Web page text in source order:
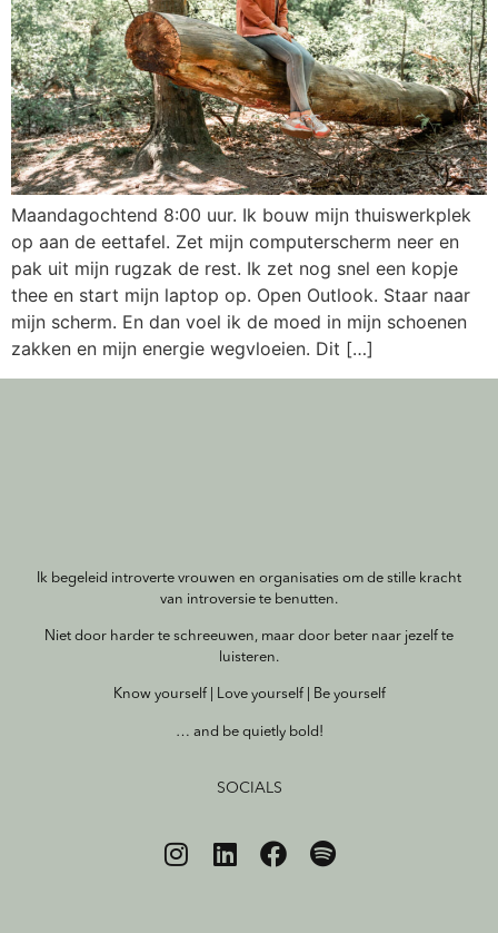
Maandagochtend 8:00 uur. Ik bouw mijn thuiswerkplek
op aan de eettafel. Zet mijn computerscherm neer en
pak uit mijn rugzak de rest. Ik zet nog snel een kopje
thee en start mijn laptop op. Open Outlook. Staar naar
mijn scherm. En dan voel ik de moed in mijn schoenen
zakken en mijn energie wegvloeien. Dit […]
Ik begeleid introverte vrouwen en organisaties om de stille kracht
van introversie te benutten.
Niet door harder te schreeuwen, maar door beter naar jezelf te
luisteren.
Know yourself | Love yourself | Be yourself
… and be quietly bold!
SOCIALS